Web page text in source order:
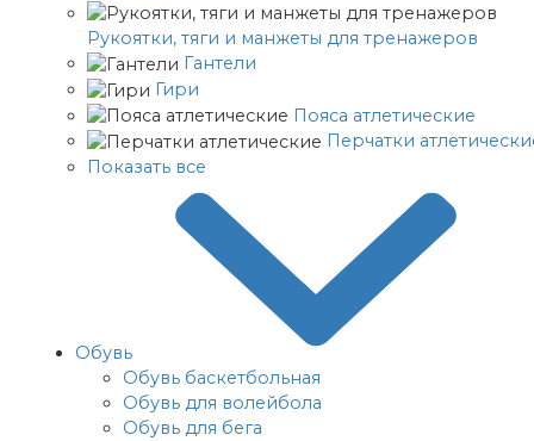
Рукоятки, тяги и манжеты для тренажеров
Гантели
Гири
Пояса атлетические
Перчатки
Показать все
Обувь
Обувь баскетбольная
Обувь для волейбола
Обувь для бега